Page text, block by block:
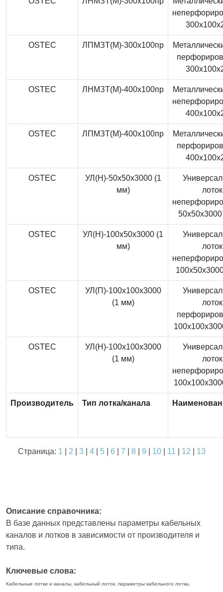
OSTEC ЛПМЗТ(М)-300x100пр
OSTEC ЛНМЗТ(М)-400x100пр
OSTEC ЛПМЗТ(М)-400x100пр
OSTEC
УЛ(Н)-50x50x3000 (1
мм)
лоток
OSTEC
УЛ(Н)-100x50x3000 (1
мм)
лоток
OSTEC
УЛ(П)-100x100x3000
(1 мм)
лоток
OSTEC
УЛ(Н)-100x100x3000
(1 мм)
лоток
Производитель Тип лотка/канала
Страница: 1 2 3| 4| 5| 6 7 8| 9 10| 11 12 13
Описание справочника:
В базе данных представлены параметры кабельных
каналов и лотков в зависимости от производителя и
типа.
Ключевые слова:
Кабельные лотки и каналы, кабельный лоток, параметры кабельного лотка,